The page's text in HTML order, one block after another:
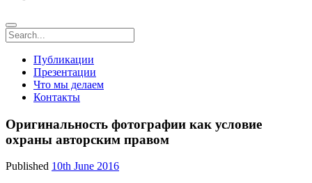
Search
Публикации
Презентации
Что мы делаем
Контакты
Оригинальность фотографии как условие
охраны авторским правом
Published 10th June 2016